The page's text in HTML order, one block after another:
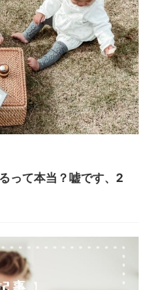
って本当？嘘です、2